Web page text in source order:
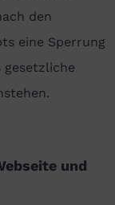
den
eine Sperrung
gesetzliche
und